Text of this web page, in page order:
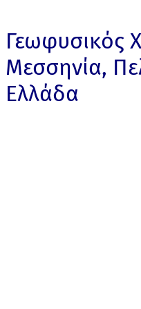
Γεωφυσικός
Μεσσηνία,
Ελλάδα